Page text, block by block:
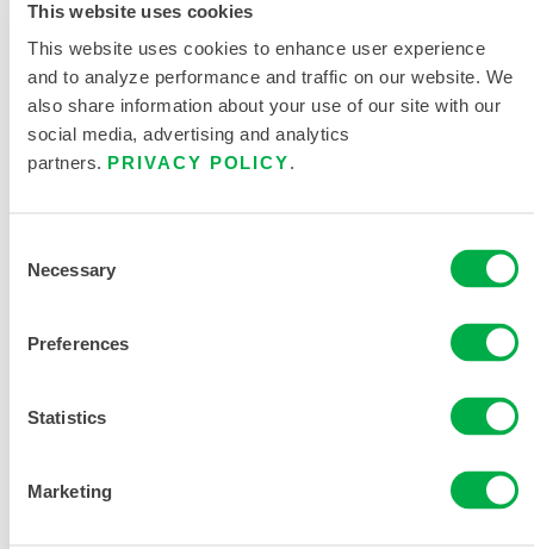
This website uses cookies
This website uses cookies to enhance user experience
and to analyze performance and traffic on our website. We
also share information about your use of our site with our
social media, advertising and analytics
partners. PRIVACY POLICY.
Selection
Necessary
Preferences
Statistics
Marketing
de estanqueidad al gas antes de salir de fábrica.
LOS KITS DE PRUEBA DE PRESIÓNestán
disponibles por separado.